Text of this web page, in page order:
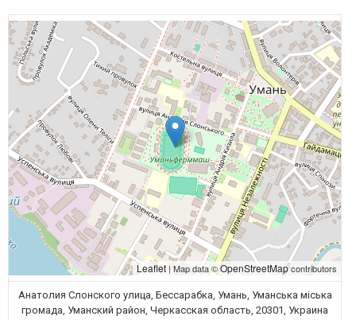
Leaflet | Map data ©OpenStreetMapcontributors
Анатолия Слонского улица, Бессарабка, Умань, Уманська міська
громада, Уманский район, Черкасская область, 20301, Украина